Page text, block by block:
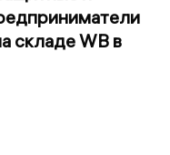
складе WB в